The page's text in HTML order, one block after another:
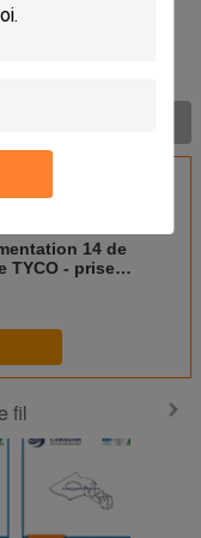
14 de
TYCO - prise
fil